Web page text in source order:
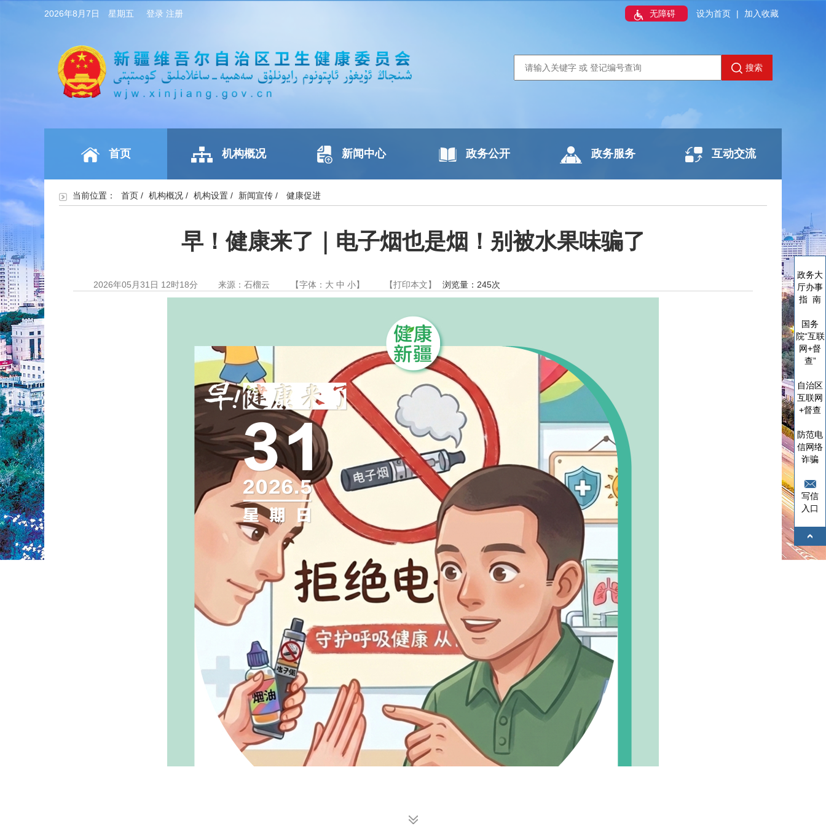
2026年8月7日 星期五 无障碍 设为首页 | 加入收藏
登录 注册
搜索
首页 机构概况 新闻中心 政务公开 政务服务 互动交流
当前位置： 首页 / 机构概况 / 机构设置 / 新闻宣传 / 健康促进
早！健康来了｜电子烟也是烟！别被水果味骗了
2026年05月31日 12时18分 来源：石榴云 【字体： 大 中 小】 【打印本文】 浏览量： 245次
政务大
厅办事
指 南
国务
院“互联
网+督
查”
自治区
互联网
+督查
防范电
信网络
诈骗
写信
入口